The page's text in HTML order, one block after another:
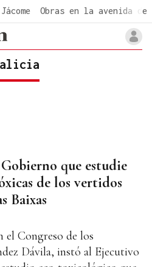
Obras en la avenida de
que estudie
de los vertidos
Baixas
el Congreso de los
Dávila, instó al Ejecutivo